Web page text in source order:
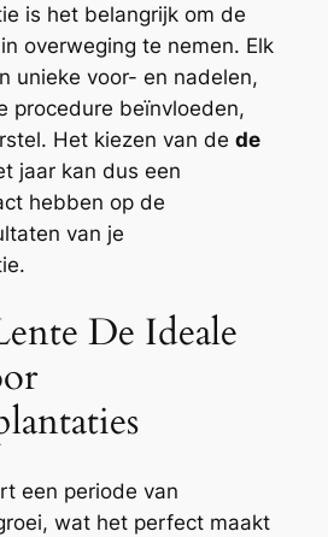
is het belangrijk om de
overweging te nemen. Elk
unieke voor- en nadelen,
procedure beïnvloeden,
Het kiezen van de de
jaar kan dus een
hebben op de
van je
De Ideale
een periode van
wat het perfect maakt